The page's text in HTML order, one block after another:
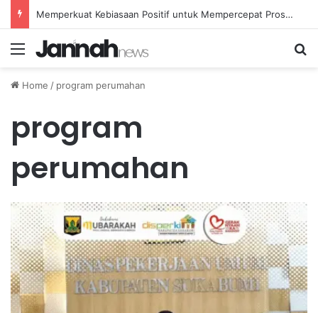
Memperkuat Kebiasaan Positif untuk Mempercepat Proses Pemulihan Mental Anda
Menu
Home / program perumahan
program
perumahan